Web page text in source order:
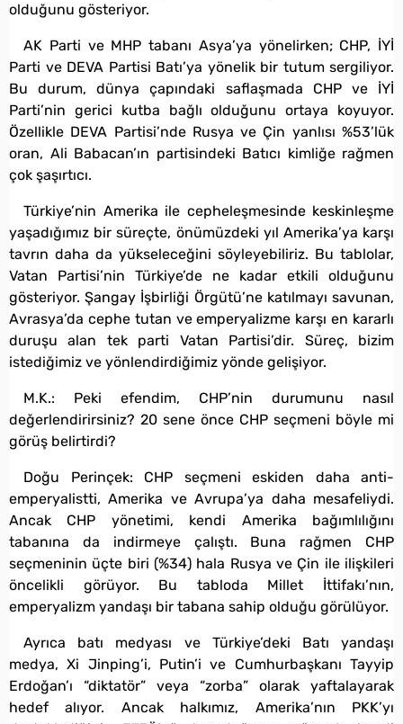
olduğunu gösteriyor.
AK Parti ve MHP tabanı Asya’ya yönelirken; CHP, İYİ
Parti ve DEVA Partisi Batı’ya yönelik bir tutum sergiliyor.
Bu durum, dünya çapındaki saflaşmada CHP ve İYİ
Parti’nin gerici kutba bağlı olduğunu ortaya koyuyor.
Özellikle DEVA Partisi’nde Rusya ve Çin yanlısı %53’lük
oran, Ali Babacan’ın partisindeki Batıcı kimliğe rağmen
çok şaşırtıcı.
Türkiye’nin Amerika ile cepheleşmesinde keskinleşme
yaşadığımız bir süreçte, önümüzdeki yıl Amerika’ya karşı
tavrın daha da yükseleceğini söyleyebiliriz. Bu tablolar,
Vatan Partisi’nin Türkiye’de ne kadar etkili olduğunu
gösteriyor. Şangay İşbirliği Örgütü’ne katılmayı savunan,
Avrasya’da cephe tutan ve emperyalizme karşı en kararlı
duruşu alan tek parti Vatan Partisi’dir. Süreç, bizim
istediğimiz ve yönlendirdiğimiz yönde gelişiyor.
M.K.: Peki efendim, CHP’nin durumunu nasıl
değerlendirirsiniz? 20 sene önce CHP seçmeni böyle mi
görüş belirtirdi?
Doğu Perinçek: CHP seçmeni eskiden daha anti-
emperyalistti, Amerika ve Avrupa’ya daha mesafeliydi.
Ancak CHP yönetimi, kendi Amerika bağımlılığını
tabanına da indirmeye çalıştı. Buna rağmen CHP
seçmeninin üçte biri (%34) hala Rusya ve Çin ile ilişkileri
öncelikli görüyor. Bu tabloda Millet İttifakı’nın,
emperyalizm yandaşı bir tabana sahip olduğu görülüyor.
Ayrıca batı medyası ve Türkiye’deki Batı yandaşı
medya, Xi Jinping’i, Putin’i ve Cumhurbaşkanı Tayyip
Erdoğan’ı “diktatör” veya “zorba” olarak yaftalayarak
hedef alıyor. Ancak halkımız, Amerika’nın PKK’yı